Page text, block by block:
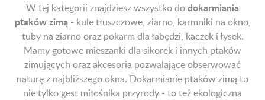
W tej kategorii znajdziesz wszystko dodokarmiania
ptaków zimą- kule tłuszczowe, ziarno, karmniki na okno,
tuby na ziarno oraz pokarm dla łabędzi, kaczek i łysek.
Mamy gotowe mieszanki dla sikorek i innych ptaków
zimujących oraz akcesoria pozwalające obserwować
naturę z najbliższego okna. Dokarmianie ptaków zimą to
nie tylko gest miłośnika przyrody - to też ekologiczna